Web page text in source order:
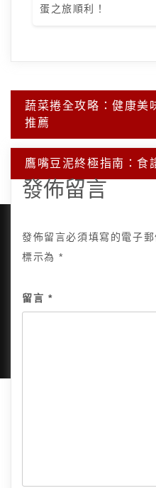
蛋之旅順利！
文
章
導
覽
蔬菜捲全攻略：健康美
推薦
鷹嘴豆泥終極指南：食
發佈留言
發佈留言必須填寫的電子郵
標示為*
留言 *
隱私政策 網